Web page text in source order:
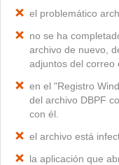
el problemático
no se ha
archivo de nuevo,
adjuntos del correo
en el "Registro
del archivo DBPF
con él.
el archivo está
la aplicación que